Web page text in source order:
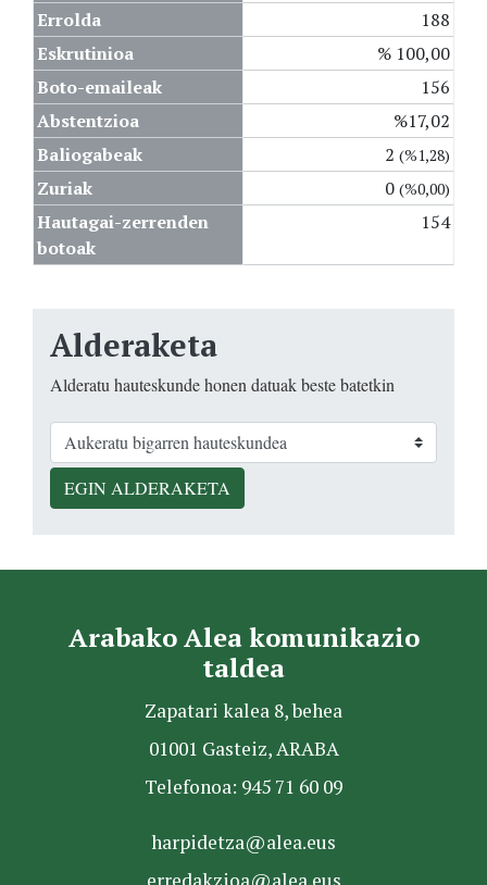
Errolda
188
Eskrutinioa
% 100,00
Boto-emaileak
156
Abstentzioa
%17,02
Baliogabeak
2 (%1,28)
Zuriak 0 (%0,00)
Hautagai-zerrenden
botoak
154
Alderaketa
Alderatu hauteskunde honen datuak beste batetkin
EGIN ALDERAKETA
Arabako Alea komunikazio
taldea
Zapatari kalea 8, behea
01001 Gasteiz, ARABA
Telefonoa: 945 71 60 09
harpidetza@alea.eus
erredakzioa@alea.eus